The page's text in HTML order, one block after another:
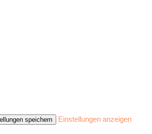
speichern Einstellungen anzeigen